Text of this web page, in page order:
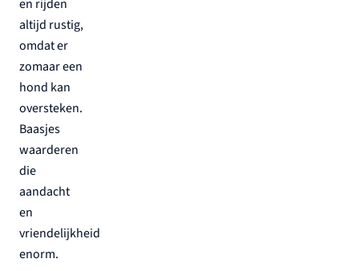
altijd rustig,
omdat er
zomaar een
hond kan
oversteken.
Baasjes
waarderen
die
aandacht
en
vriendelijkheid
enorm.